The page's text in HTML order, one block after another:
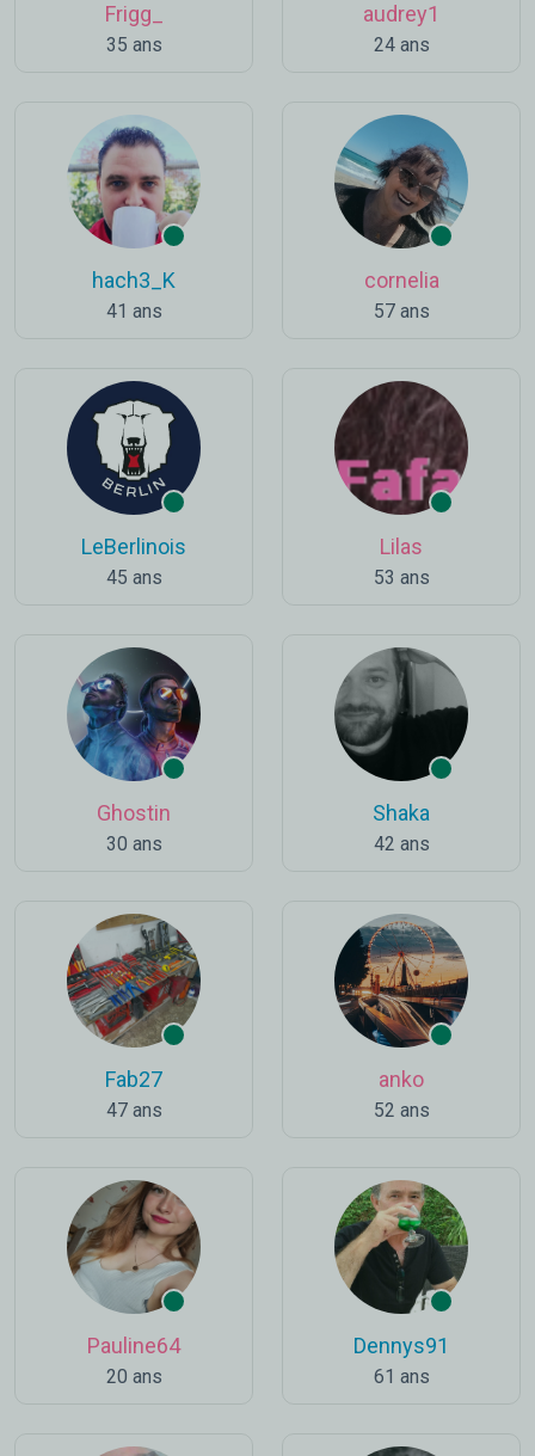
Frigg_
35 ans
audrey1
24 ans
hach3_K
41 ans
cornelia
57 ans
LeBerlinois
45 ans
Lilas
53 ans
Ghostin
30 ans
Shaka
42 ans
Fab27
47 ans
anko
52 ans
Pauline64
20 ans
Dennys91
61 ans